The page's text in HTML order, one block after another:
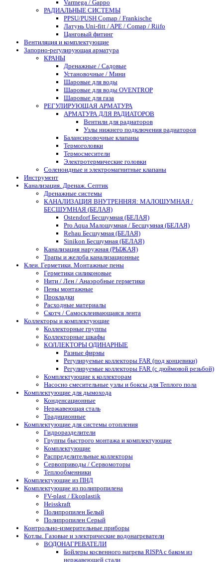
Varmega / Gappo
РАДИАЛЬНЫЕ СИСТЕМЫ
PPSU/PUSH Comap / Frankische
Латунь Uni-fitt / APE / Comap / Riifo
Цанговый фитинг
Вентиляция и комплектующие
Запорно-регулирующая арматура
КРАНЫ
Дренажные / Садовые
Установочные / Мини
Шаровые для воды
Шаровые для воды OVENTROP
Шаровые для газа
РЕГУЛИРУЮЩАЯ АРМАТУРА
АРМАТУРА ДЛЯ РАДИАТОРОВ
Вентили для радиаторов
Узлы нижнего подключения радиаторов
Балансировочные клапаны
Термоголовки
Термосмесители
Электротермические головки
Соленоидные и электромагнитные клапаны
Инструмент
Канализация. Дренаж. Септик
Дренажные системы
КАНАЛИЗАЦИЯ ВНУТРЕННЯЯ: МАЛОШУМНАЯ /
БЕСШУМНАЯ (БЕЛАЯ)
Ostendorf Бесшумная (БЕЛАЯ)
Pro Aqua Малошумная / Бесшумная (БЕЛАЯ)
Rehau Бесшумная (БЕЛАЯ)
Sinikon Бесшумная (БЕЛАЯ)
Канализация наружная (РЫЖАЯ)
Трапы и желоба канализационные
Клеи. Герметики. Монтажные пены
Герметики силиконовые
Нити / Лен / Анаэробные герметики
Пены монтажные
Прокладки
Расходные материалы
Скотч / Самосклеивающаяся лента
Коллекторы и комплектующие
Коллекторные группы
Коллекторные шкафы
КОЛЛЕКТОРЫ ОДИНАРНЫЕ
Разные фирмы
Регулируемые коллекторы FAR (под концевики)
Регулируемые коллекторы FAR (с дюймовой резьбой)
Комплектующие к коллекторам
Насосно смесительные узлы и боксы для Теплого пола
Комплектующие для дымохода
Конденсационные
Нержавеющая сталь
Традиционные
Комплектующие для системы отопления
Гидроразделители
Группы быстрого монтажа и комплектующие
Комплектующие
Распределительные коллекторы
Сервоприводы / Сервомоторы
Теплообменники
Комплектующие из ПНД
Комплектующие из полипропилена
FV-plast / Ekoplastik
Heisskraft
Полипропилен Белый
Полипропилен Серый
Контрольно-измерительные приборы
Котлы. Газовые и электрические водонагреватели
ВОДОНАГРЕВАТЕЛИ
Бойлеры косвенного нагрева RISPA с баком из
нержавеющей стали